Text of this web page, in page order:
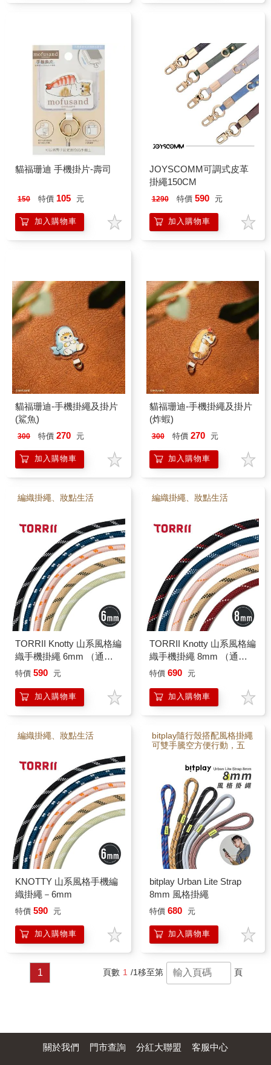
貓福珊迪 手機掛片-壽司
150 特價 105 元
加入購物車
JOYSCOMM可調式皮革
掛繩150CM
1290 特價 590 元
加入購物車
貓福珊迪-手機掛繩及掛片
(鯊魚)
300 特價 270 元
加入購物車
貓福珊迪-手機掛繩及掛片
(炸蝦)
300 特價 270 元
加入購物車
編織掛繩、妝點生活
TORRII Knotty 山系風格編
織手機掛繩 6mm （通用
款/夾片）
特價 590 元
加入購物車
編織掛繩、妝點生活
TORRII Knotty 山系風格編
織手機掛繩 8mm （通用
款/夾片）
特價 690 元
加入購物車
編織掛繩、妝點生活
KNOTTY 山系風格手機編
織掛繩－6mm
特價 590 元
加入購物車
bitplay隨行殼搭配風格掛繩
可雙手騰空方便行動，五
外各式穿搭風格，通用bitpl
ay各式配件及市售大部分
手機殼。
bitplay Urban Lite Strap
8mm 風格掛繩
特價 680 元
加入購物車
1 頁數 1 /1移至第 頁
關於我們 門市查詢 分紅大聯盟 客服中心